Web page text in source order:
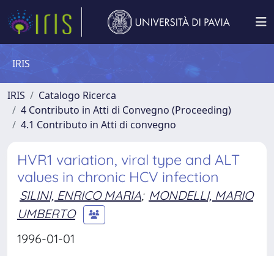
IRIS
IRIS
Catalogo Ricerca
4 Contributo in Atti di Convegno (Proceeding)
4.1 Contributo in Atti di convegno
HVR1 variation, viral type and ALT
values in chronic HCV infection
SILINI, ENRICO MARIA; MONDELLI, MARIO
UMBERTO
1996-01-01